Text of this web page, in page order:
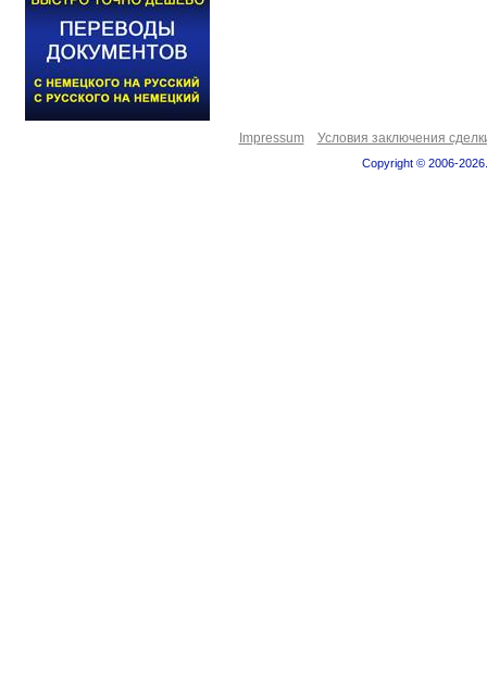
Impressum Условия заключения
Copyright © 2006-